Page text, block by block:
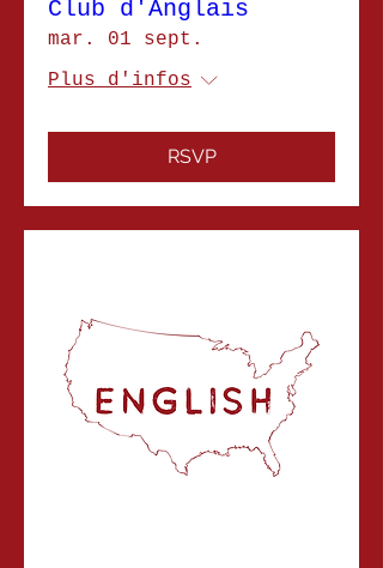
Club d'Anglais
mar. 01 sept.
Plus d'infos
RSVP